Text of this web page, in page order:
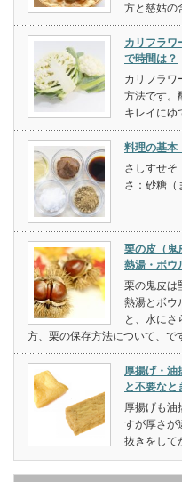
方と慈姑の
カリフラワ
で時間は？
カリフラワ
方法です。
キレイにゆ
料理の基本
さしすせそ
さ：砂糖（
栗の皮（鬼
熱湯・ボウ
栗の鬼皮は
熱湯とボウ
と、水にさ
方、栗の保存方法について、で
厚揚げ・油
と不要なと
厚揚げも油
すが厚さが
抜きをして